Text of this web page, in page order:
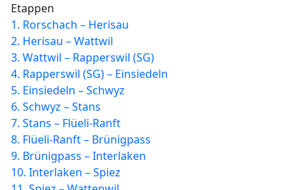
Etappen
1. Rorschach – Herisau
2. Herisau – Wattwil
3. Wattwil – Rapperswil (SG)
4. Rapperswil (SG) – Einsiedeln
5. Einsiedeln – Schwyz
6. Schwyz – Stans
7. Stans – Flüeli-Ranft
8. Flüeli-Ranft – Brünigpass
9. Brünigpass – Interlaken
10. Interlaken – Spiez